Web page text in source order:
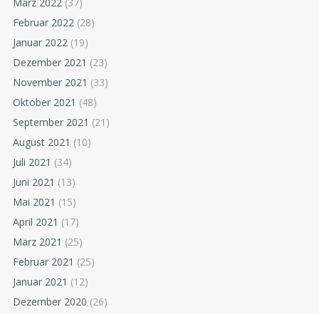
März 2022 (37)
Februar 2022 (28)
Januar 2022 (19)
Dezember 2021 (23)
November 2021 (33)
Oktober 2021 (48)
September 2021 (21)
August 2021 (10)
Juli 2021 (34)
Juni 2021 (13)
Mai 2021 (15)
April 2021 (17)
März 2021 (25)
Februar 2021 (25)
Januar 2021 (12)
Dezember 2020 (26)